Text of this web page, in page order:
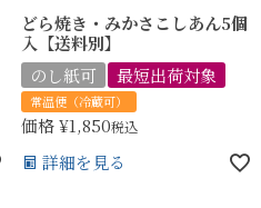
どら焼き・みかさこしあん5個
入【送料別】
のし紙可
最短出荷対象
常温便（冷蔵可）
価格¥1,850税込
詳細を見る